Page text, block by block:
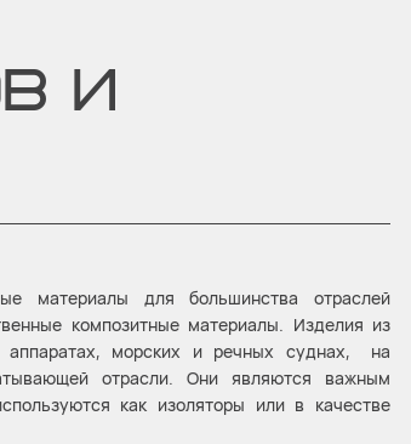
И
материалы для большинства отраслей
композитные материалы. Изделия из
аппаратах, морских и речных суднах, на
отрасли. Они являются важным
как изоляторы или в качестве